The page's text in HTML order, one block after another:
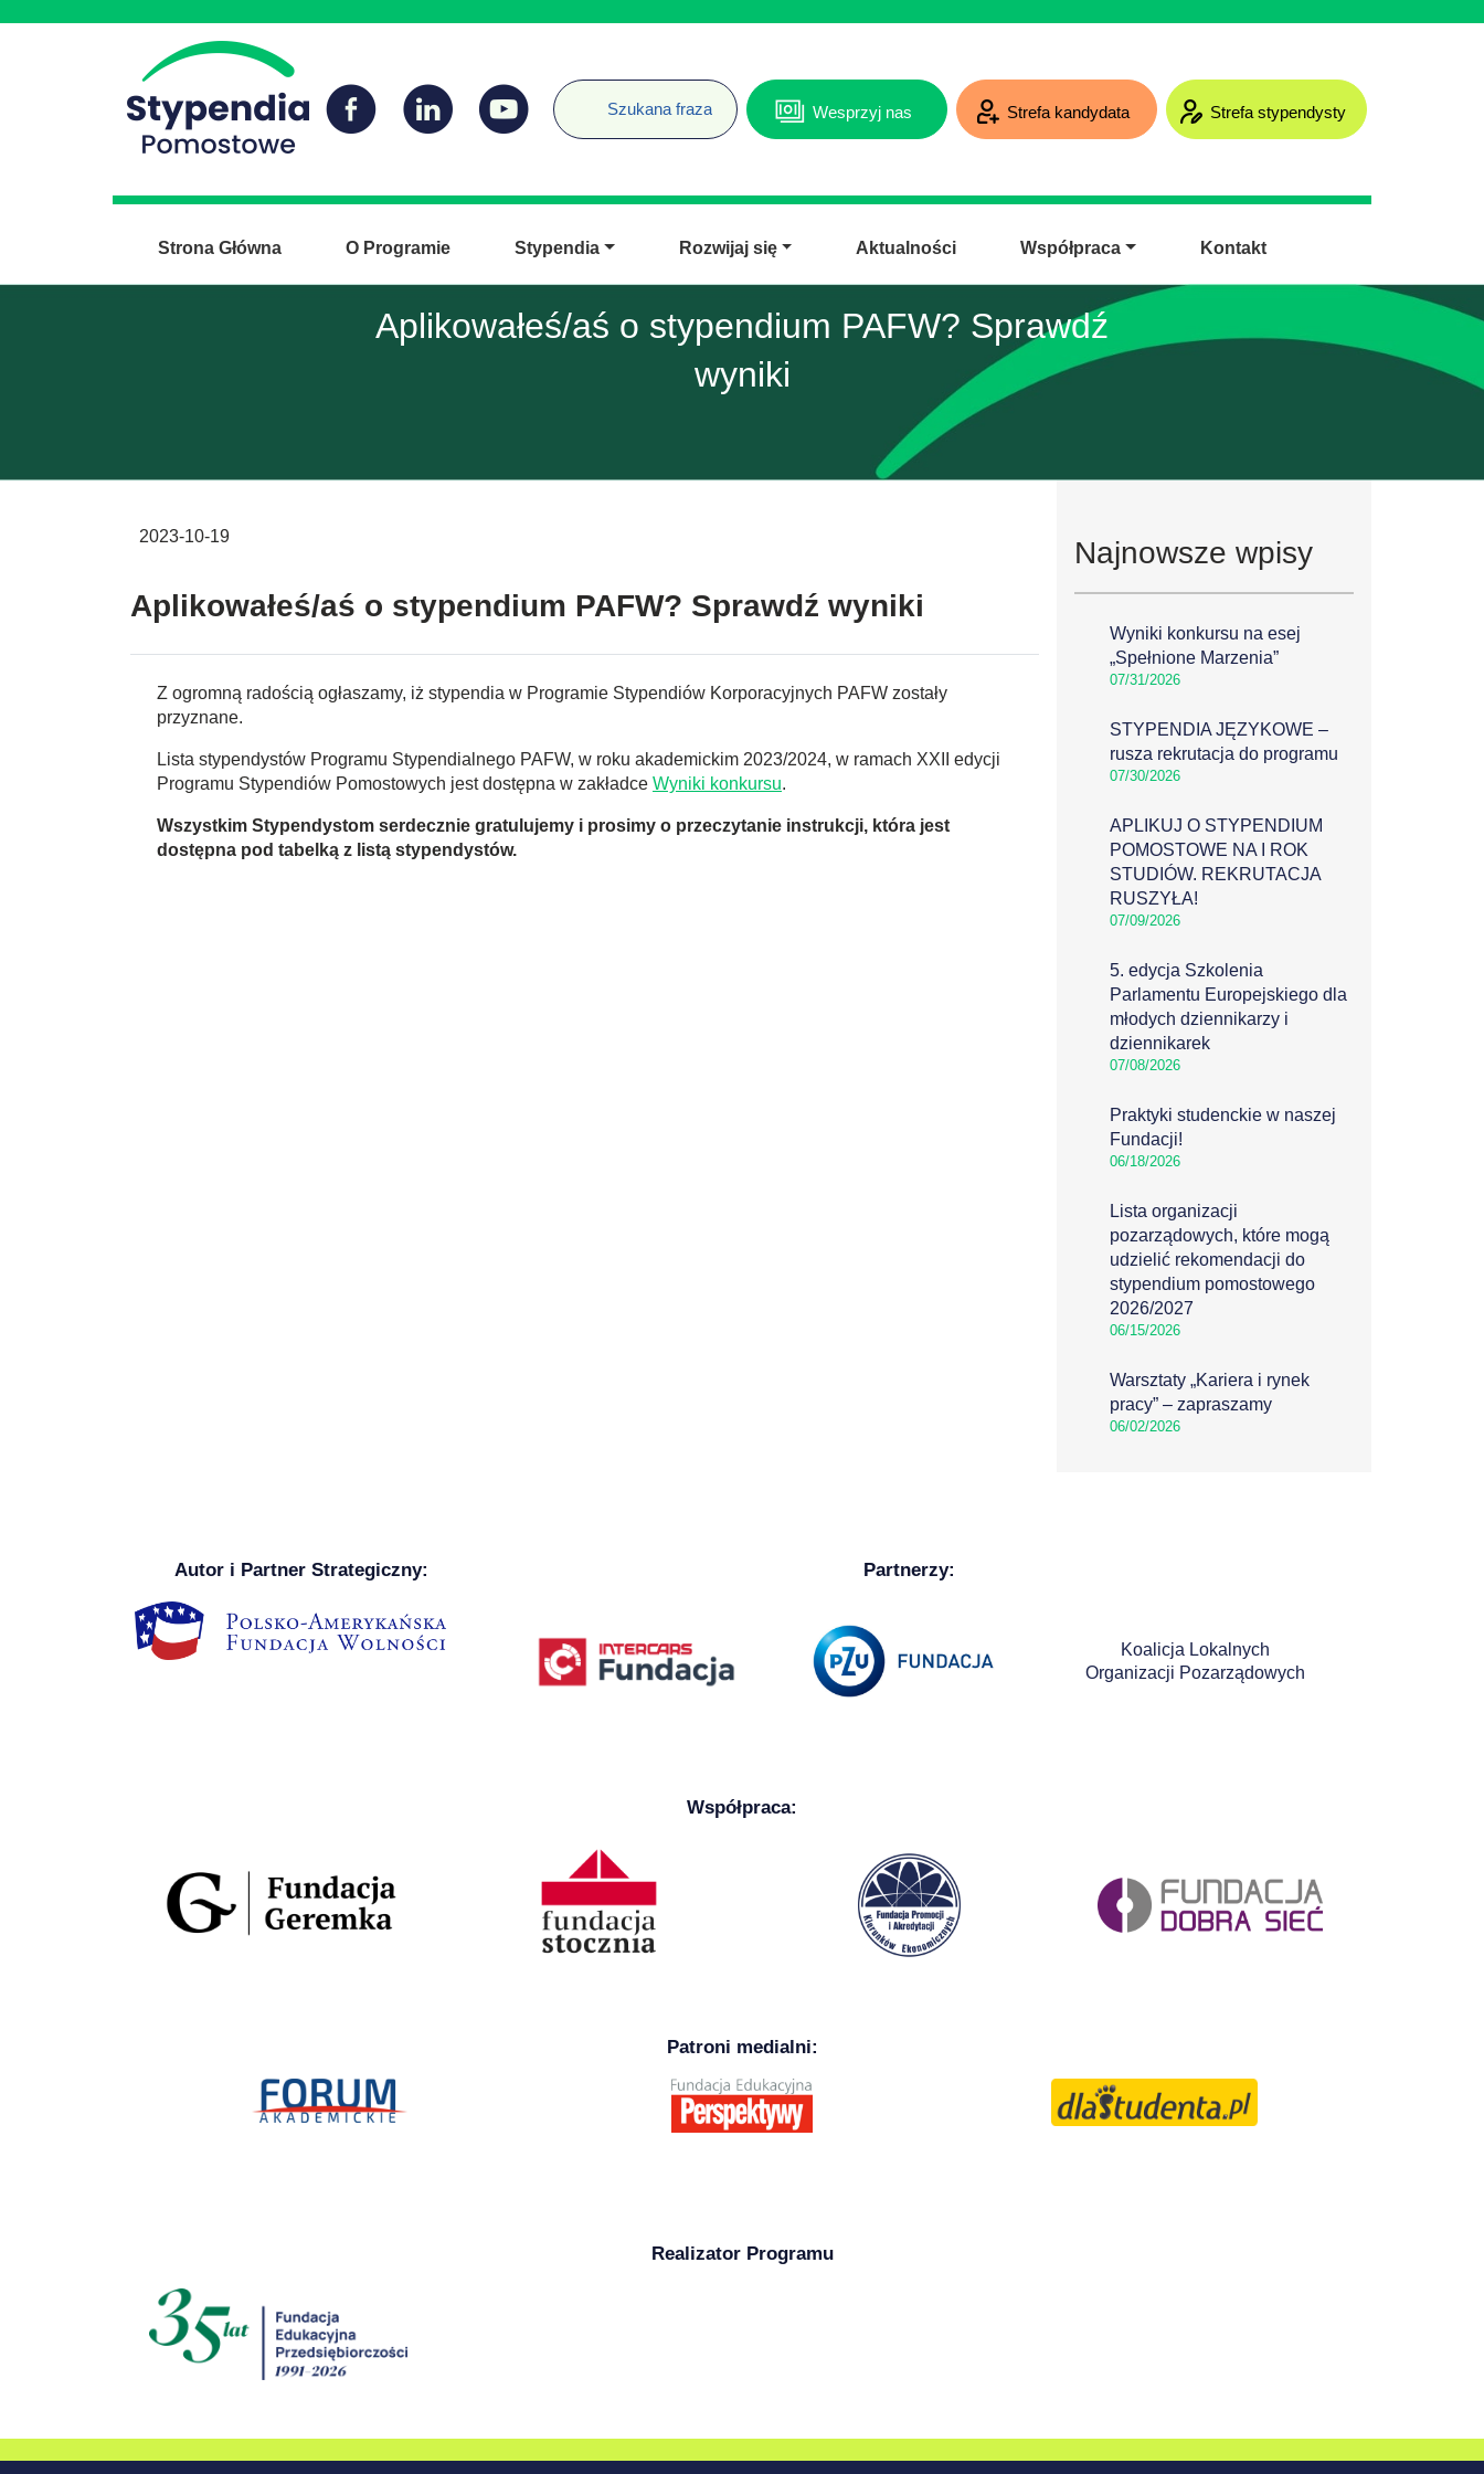
Wesprzyj nas Strefa kandydata Strefa stypendysty
Strona Główna O Programie Stypendia Rozwijaj się Aktualności Współpraca Kontakt
Aplikowałeś/aś o stypendium PAFW? Sprawdź
wyniki
2023-10-19
Aplikowałeś/aś o stypendium PAFW? Sprawdź wyniki
Z ogromną radością ogłaszamy, iż stypendia w Programie Stypendiów Korporacyjnych PAFW zostały
przyznane.
Lista stypendystów Programu Stypendialnego PAFW, w roku akademickim 2023/2024, w ramach XXII edycji
Programu Stypendiów Pomostowych jest dostępna w zakładce Wyniki konkursu.
Wszystkim Stypendystom serdecznie gratulujemy i prosimy o przeczytanie instrukcji, która jest
dostępna pod tabelką z listą stypendystów.
Najnowsze wpisy
Wyniki konkursu na esej
„Spełnione Marzenia”
07/31/2026
STYPENDIA JĘZYKOWE –
rusza rekrutacja do programu
07/30/2026
APLIKUJ O STYPENDIUM
POMOSTOWE NA I ROK
STUDIÓW. REKRUTACJA
RUSZYŁA!
07/09/2026
5. edycja Szkolenia
Parlamentu Europejskiego dla
młodych dziennikarzy i
dziennikarek
07/08/2026
Praktyki studenckie w naszej
Fundacji!
06/18/2026
Lista organizacji
pozarządowych, które mogą
udzielić rekomendacji do
stypendium pomostowego
2026/2027
06/15/2026
Warsztaty „Kariera i rynek
pracy” – zapraszamy
06/02/2026
Autor i Partner Strategiczny: Partnerzy:
Koalicja Lokalnych
Organizacji Pozarządowych
Współpraca:
Patroni medialni:
Realizator Programu